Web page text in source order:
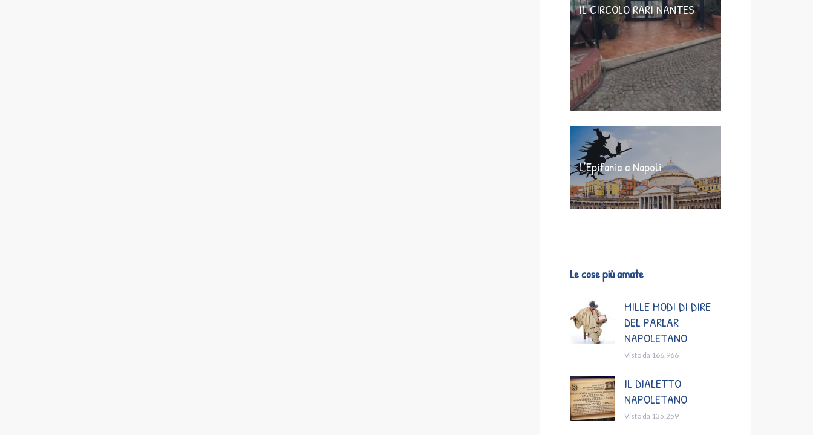
IL CIRCOLO RARI NANTES
L’Epifania a Napoli
Le cose più amate
MILLE MODI DI DIRE
DEL PARLAR
NAPOLETANO
Visto da 166.966
IL DIALETTO
NAPOLETANO
Visto da 135.259